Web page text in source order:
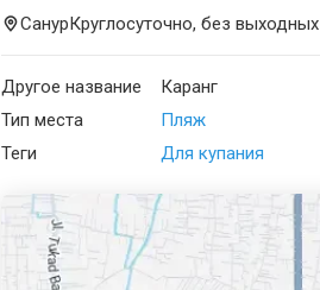
СанурКруглосуточно, без выходных
Другое название
Каранг
Тип места
Пляж
Теги
Для купания